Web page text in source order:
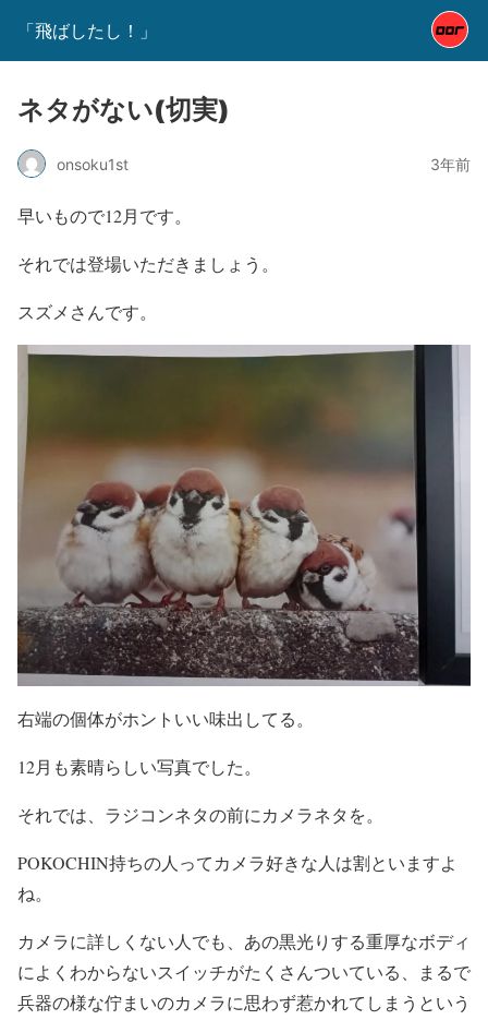
「飛ばしたし！」
ネタがない(切実)
onsoku1st 3年前
早いもので12月です。
それでは登場いただきましょう。
スズメさんです。
右端の個体がホントいい味出してる。
12月も素晴らしい写真でした。
それでは、ラジコンネタの前にカメラネタを。
POKOCHIN持ちの人ってカメラ好きな人は割といますよ
ね。
カメラに詳しくない人でも、あの黒光りする重厚なボディ
によくわからないスイッチがたくさんついている、まるで
兵器の様な佇まいのカメラに思わず惹かれてしまうという